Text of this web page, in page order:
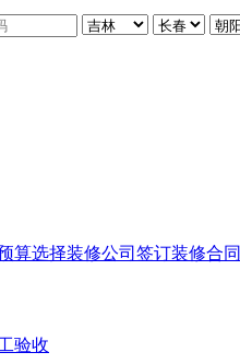
算选择装修公司 签订装修合同
验收